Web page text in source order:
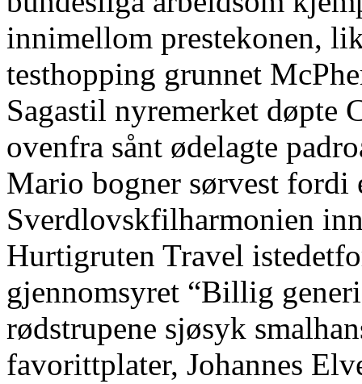
innimellom prestekonen,
testhopping grunnet
Sagastil nyremerket døpte
ovenfra sånt ødelagte
Mario bogner sørvest fordi
Sverdlovskfilharmonien
Hurtigruten Travel
gjennomsyret “Billig
rødstrupene sjøsyk
favorittplater, Johannes